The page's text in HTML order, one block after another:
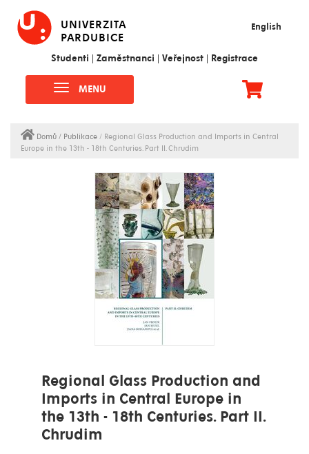
UNIVERZITA
PARDUBICE
English
Studenti Zaměstnanci Veřejnost Registrace
MENU
Domů / Publikace / Regional Glass Production and Imports in Central
Europe in the 13th - 18th Centuries. Part II. Chrudim
Regional Glass Production and
Imports in Central Europe in
the 13th - 18th Centuries. Part II.
Chrudim